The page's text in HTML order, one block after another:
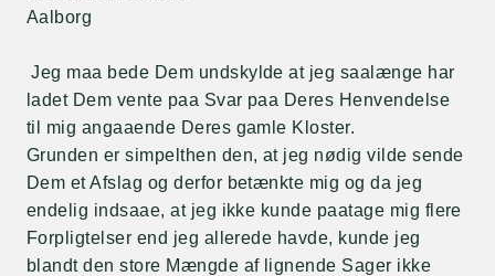
Aalborg
Jeg maa bede Dem undskylde at jeg saalænge har
ladet Dem vente paa Svar paa Deres Henvendelse
til mig angaaende Deres gamle Kloster.
Grunden er simpelthen den, at jeg nødig vilde sende
Dem et Afslag og derfor betænkte mig og da jeg
endelig indsaae, at jeg ikke kunde paatage mig flere
Forpligtelser end jeg allerede havde, kunde jeg
blandt den store Mængde af lignende Sager ikke